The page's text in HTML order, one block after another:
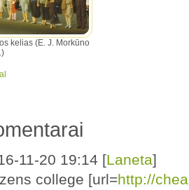
kelias (E. J. Morkūno
11-20 19:14 [Laneta]
college [url=http://